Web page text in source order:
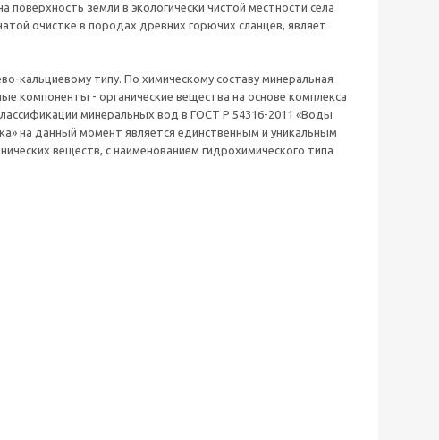
земли в экологически чистой местности села
очистке в породах древних горючих сланцев, являет
кальциевому типу. По химическому составу минеральная
компоненты - органические вещества на основе комплекса
минеральных вод в ГОСТ Р 54316-2011 «Воды
на данный момент является единственным и уникальным
веществ, с наименованием гидрохимического типа